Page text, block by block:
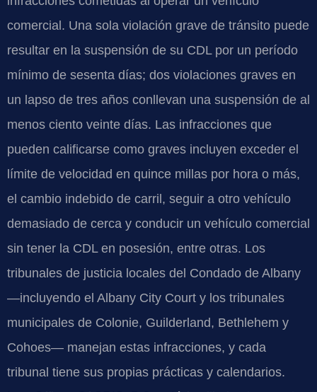
comercial. Una sola violación grave de tránsito puede
resultar en la suspensión de su CDL por un período
mínimo de sesenta días; dos violaciones graves en
un lapso de tres años conllevan una suspensión de al
menos ciento veinte días. Las infracciones que
pueden calificarse como graves incluyen exceder el
límite de velocidad en quince millas por hora o más,
el cambio indebido de carril, seguir a otro vehículo
demasiado de cerca y conducir un vehículo comercial
sin tener la CDL en posesión, entre otras. Los
tribunales de justicia locales del Condado de Albany
—incluyendo el Albany City Court y los tribunales
municipales de Colonie, Guilderland, Bethlehem y
Cohoes— manejan estas infracciones, y cada
tribunal tiene sus propias prácticas y calendarios.